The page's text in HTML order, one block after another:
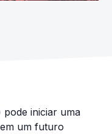
pode iniciar uma
um futuro